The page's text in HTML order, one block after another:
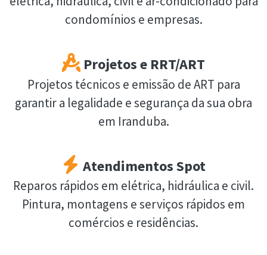
condomínios e empresas.
Projetos e RRT/ART
Projetos técnicos e emissão de ART para
garantir a legalidade e segurança da sua obra
em Iranduba.
Atendimentos Spot
Reparos rápidos em elétrica, hidráulica e civil.
Pintura, montagens e serviços rápidos em
comércios e residências.